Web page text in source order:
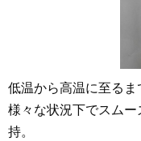
低温から高温に至るま
様々な状況下でスム
持。